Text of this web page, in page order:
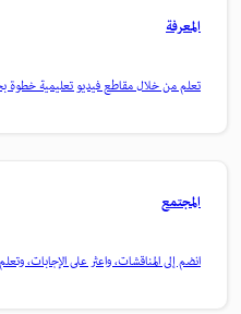
المعرفة
تعلم من خلال مقاطع فيديو تعليمية خطوة
المجتمع
انضم إلى المناقشات، واعثر على الإجابات،